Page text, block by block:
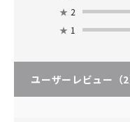
★ 2
★ 1
ユーザーレビュー （2